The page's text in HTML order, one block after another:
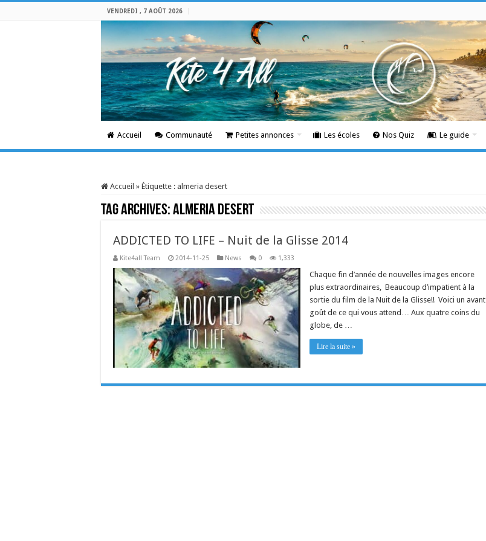
VENDREDI , 7 AOÛT 2026
Accueil Communauté Petites annonces Les écoles Nos Quiz Le guide
Accueil » Étiquette : almeria desert
Tag Archives:almeria desert
ADDICTED TO LIFE – Nuit de la Glisse 2014
Kite4all Team 2014-11-25 News 0 1,333
Chaque fin d’année de nouvelles images encore
plus extraordinaires, Beaucoup d’impatient à la
sortie du film de la Nuit de la Glisse!! Voici un avant
goût de ce qui vous attend… Aux quatre coins du
globe, de …
Lire la suite »